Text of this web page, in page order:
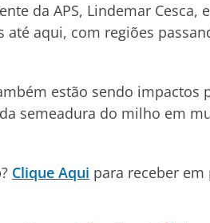
da APS, Lindemar Cesca,
aqui, com regiões
estão sendo impactos
semeadura do milho em
Clique Aqui para receber